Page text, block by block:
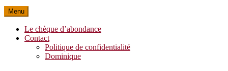
Menu
Le chèque d’abondance
Contact
Politique de confidentialité
Dominique